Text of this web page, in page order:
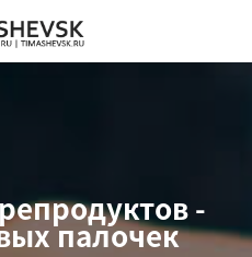
-
палочек